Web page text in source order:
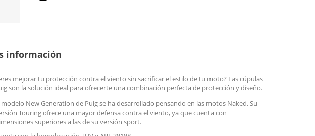
información
mejorar tu protección contra el viento sin sacrificar el estilo de tu moto? Las cúpulas
son la solución ideal para ofrecerte una combinación perfecta de protección y diseño.
modelo New Generation de Puig se ha desarrollado pensando en las motos Naked. Su
Touring ofrece una mayor defensa contra el viento, ya que cuenta con
superiores a las de su versión sport.